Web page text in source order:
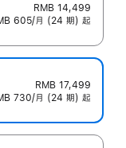
RMB 14,499
605/月 (24 期) 起
RMB 17,499
730/月 (24 期) 起